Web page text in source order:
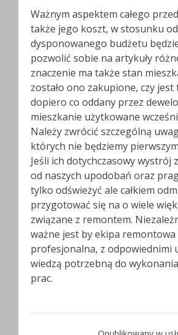
Ważnym aspektem całego
także jego koszt, w stosunku od
dysponowanego budżetu
pozwolić sobie na artykuły
znaczenie ma także stan
zostało ono zakupione, czy
dopiero co oddany przez
mieszkanie użytkowane
Należy zwrócić szczególną
których nie będziemy pierwszym
Jeśli ich dotychczasowy wystrój
od naszych upodobań oraz
tylko odświeżyć ale całkiem
przygotować się na o wiele
związane z remontem.
ważne jest by ekipa remontowa
profesjonalna, z odpowiednimi
wiedzą potrzebną do
prac.